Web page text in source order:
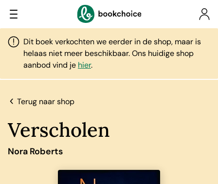
Dit boek verkochten we eerder in de shop, maar is
helaas niet meer beschikbaar. Ons huidige shop
aanbod vind je hier.
Terug naar shop
Verscholen
Nora Roberts